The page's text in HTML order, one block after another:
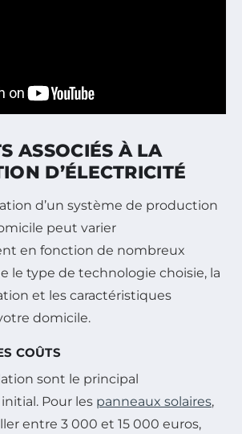
ASSOCIÉS À LA
D’ÉLECTRICITÉ
d’un système de production
peut varier
en fonction de nombreux
le type de technologie choisie, la
et les caractéristiques
domicile.
COÛTS
sont le principal
Pour les panneaux solaires,
entre 3 000 et 15 000 euros,